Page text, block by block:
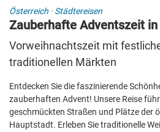
Österreich · Städtereisen
Zauberhafte Adventszeit in
Vorweihnachtszeit mit
traditionellen Märkten
Entdecken Sie die faszinierende
zauberhaften Advent! Unsere Reise
geschmückten Straßen und Plätze der
Hauptstadt. Erleben Sie traditionelle